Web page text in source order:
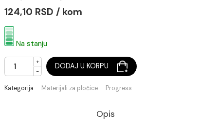
Ušteda :21,90 RSD
146,00 RSD /
124,10 RSD / kom
Na stanju
DODAJ U KORPU